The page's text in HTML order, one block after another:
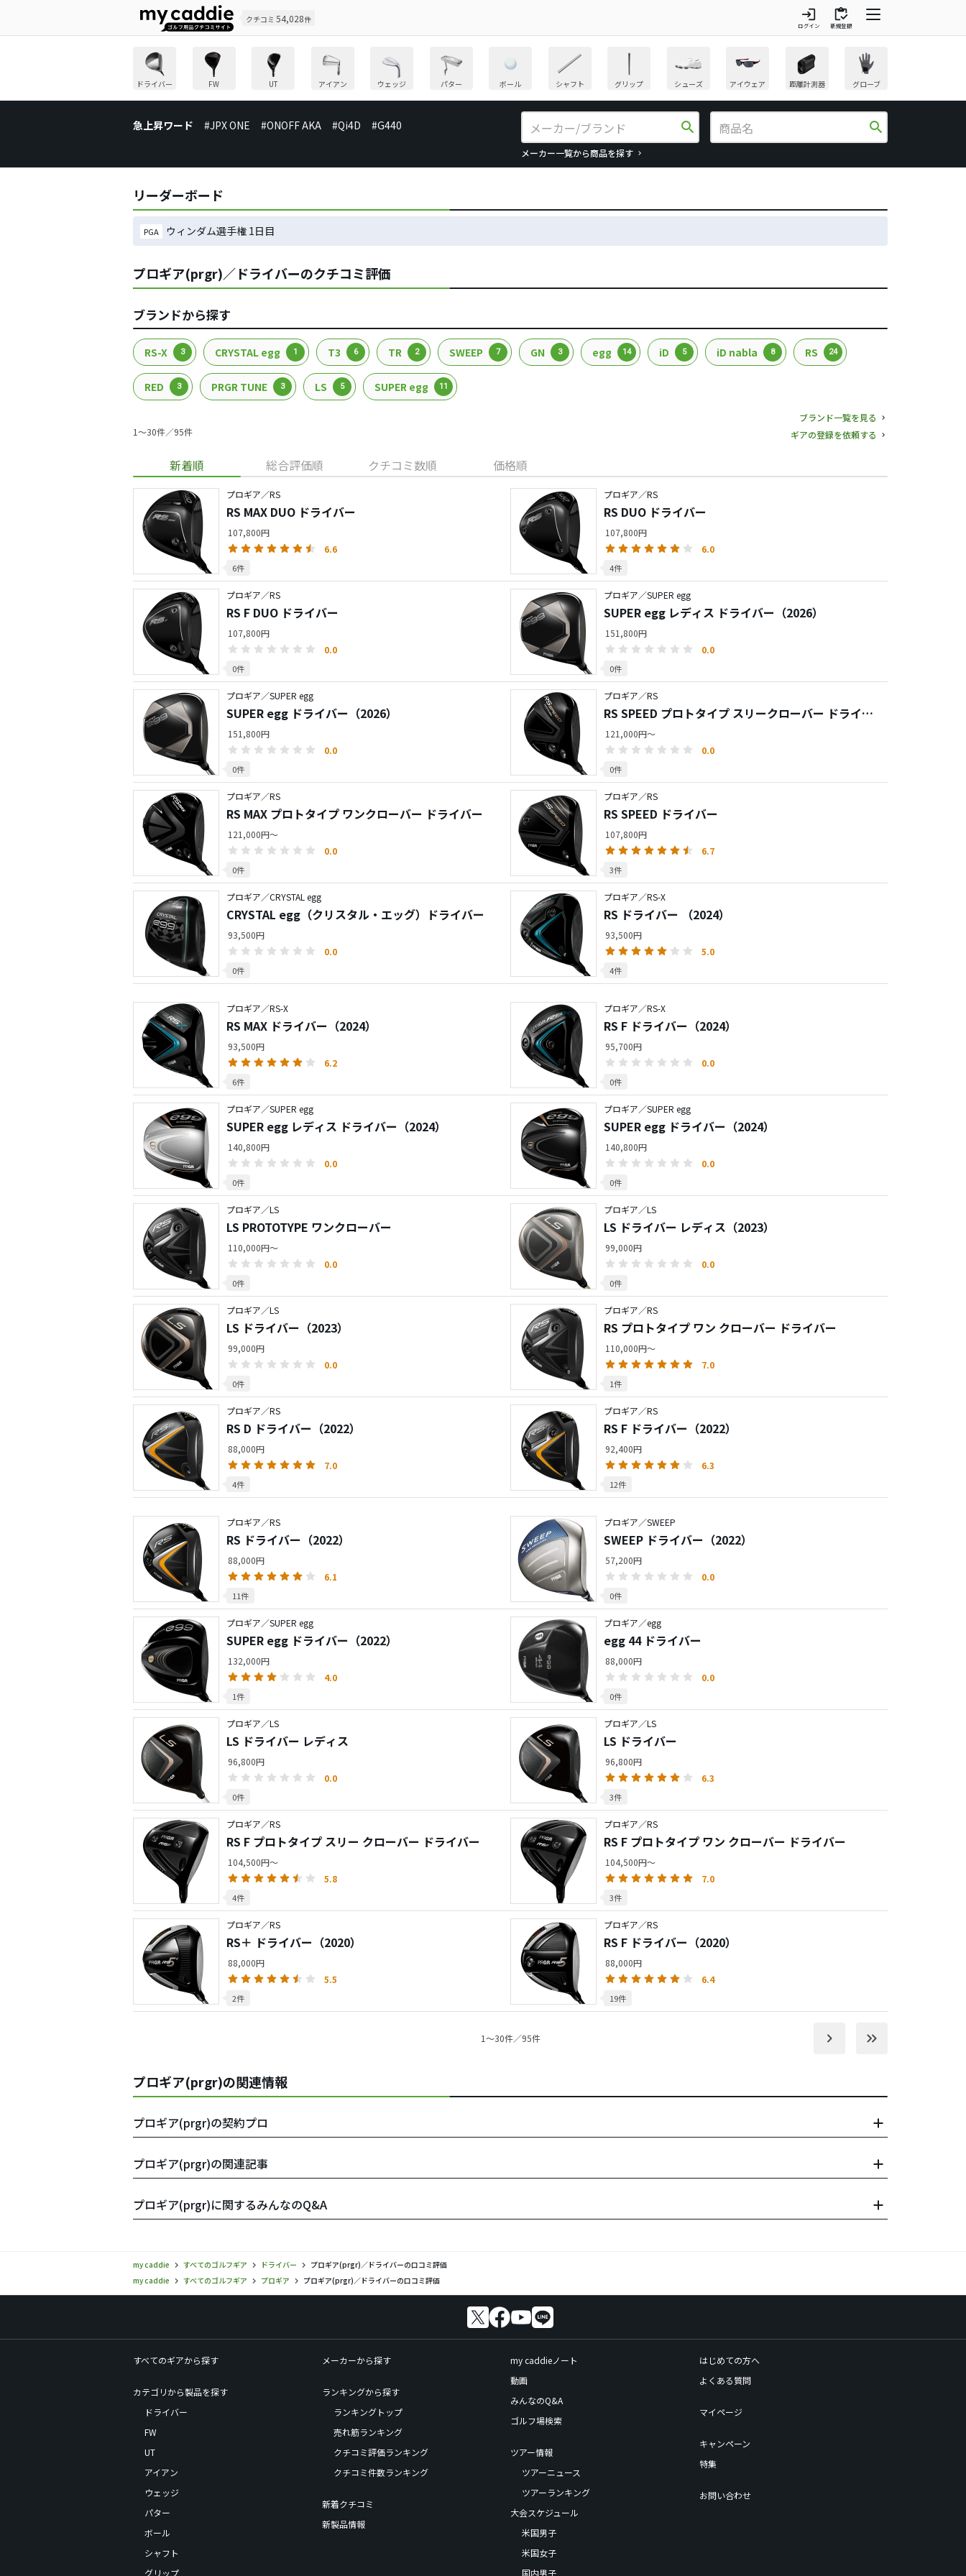
クチコミ 54,028件 login
ログイン
inventory
新規登録
ドライバー FW UT アイアン ウェッジ パター ボール シャフト グリップ シューズ アイウェア 距離計測器 グローブ
急上昇ワード #JPX ONE #ONOFF AKA #Qi4D #G440 search
メーカー一覧から商品を探す
search
リーダーボード
PGA ウィンダム選手権 1日目
プロギア(prgr)／ドライバーのクチコミ評価
ブランドから探す
RS-X 3 CRYSTAL egg 1 T3 6 TR 2 SWEEP 7 GN 3 egg 14 iD 5 iD nabla 8 RS 24
RED 3 PRGR TUNE 3 LS 5 SUPER egg 11
1〜30件／95件
ブランド一覧を見る
ギアの登録を依頼する
新着順 総合評価順 クチコミ数順 価格順
プロギア／RS
RS MAX DUO ドライバー
107,800円
6.6
6件
プロギア／RS
RS DUO ドライバー
107,800円
6.0
4件
プロギア／RS
RS F DUO ドライバー
107,800円
0.0
0件
プロギア／SUPER egg
SUPER egg レディス ドライバー（2026）
151,800円
0.0
0件
プロギア／SUPER egg
SUPER egg ドライバー（2026）
151,800円
0.0
0件
プロギア／RS
RS SPEED プロトタイプ スリークローバー ドライバ
ー
121,000円～
0.0
0件
プロギア／RS
RS MAX プロトタイプ ワンクローバー ドライバー
121,000円～
0.0
0件
プロギア／RS
RS SPEED ドライバー
107,800円
6.7
3件
プロギア／CRYSTAL egg
CRYSTAL egg（クリスタル・エッグ）ドライバー
93,500円
0.0
0件
プロギア／RS-X
RS ドライバー （2024）
93,500円
5.0
4件
プロギア／RS-X
RS MAX ドライバー（2024）
93,500円
6.2
6件
プロギア／RS-X
RS F ドライバー（2024）
95,700円
0.0
0件
プロギア／SUPER egg
SUPER egg レディス ドライバー（2024）
140,800円
0.0
0件
プロギア／SUPER egg
SUPER egg ドライバー（2024）
140,800円
0.0
0件
プロギア／LS
LS PROTOTYPE ワンクローバー
110,000円～
0.0
0件
プロギア／LS
LS ドライバー レディス（2023）
99,000円
0.0
0件
プロギア／LS
LS ドライバー（2023）
99,000円
0.0
0件
プロギア／RS
RS プロトタイプ ワン クローバー ドライバー
110,000円～
7.0
1件
プロギア／RS
RS D ドライバー（2022）
88,000円
7.0
4件
プロギア／RS
RS F ドライバー（2022）
92,400円
6.3
12件
プロギア／RS
RS ドライバー（2022）
88,000円
6.1
11件
プロギア／SWEEP
SWEEP ドライバー（2022）
57,200円
0.0
0件
プロギア／SUPER egg
SUPER egg ドライバー（2022）
132,000円
4.0
1件
プロギア／egg
egg 44 ドライバー
88,000円
0.0
0件
プロギア／LS
LS ドライバー レディス
96,800円
0.0
0件
プロギア／LS
LS ドライバー
96,800円
6.3
3件
プロギア／RS
RS F プロトタイプ スリー クローバー ドライバー
104,500円～
5.8
4件
プロギア／RS
RS F プロトタイプ ワン クローバー ドライバー
104,500円～
7.0
3件
プロギア／RS
RS＋ ドライバー（2020）
88,000円
5.5
2件
プロギア／RS
RS F ドライバー（2020）
88,000円
6.4
19件
1〜30件／95件 keyboard_arrow_right keyboard_double_arrow_right
プロギア(prgr)の関連情報
プロギア(prgr)の契約プロ
プロギア(prgr)の関連記事
プロギア(prgr)に関するみんなのQ&A
my caddie すべてのゴルフギア ドライバー
プロギア(prgr)／ドライバーの口コミ評価
my caddie
すべてのゴルフギア プロギア プロギア(prgr)／ドライバーの口コミ評価
すべてのギアから探す
カテゴリから製品を探す
ドライバー
FW
UT
アイアン
ウェッジ
パター
ボール
シャフト
グリップ
メーカーから探す
ランキングから探す
ランキングトップ
売れ筋ランキング
クチコミ評価ランキング
クチコミ件数ランキング
新着クチコミ
新製品情報
my caddieノート
動画
みんなのQ&A
ゴルフ場検索
ツアー情報
ツアーニュース
ツアーランキング
大会スケジュール
米国男子
米国女子
国内男子
はじめての方へ
よくある質問
マイページ
キャンペーン
特集
お問い合わせ